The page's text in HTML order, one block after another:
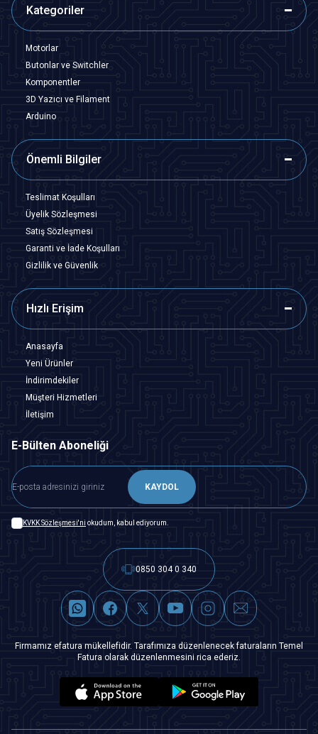
Kategoriler
Motorlar
Butonlar ve Switchler
Komponentler
3D Yazıcı ve Filament
Arduino
Önemli Bilgiler
Teslimat Koşulları
Üyelik Sözleşmesi
Satış Sözleşmesi
Garanti ve İade Koşulları
Gizlilik ve Güvenlik
Hızlı Erişim
Anasayfa
Yeni Ürünler
İndirimdekiler
Müşteri Hizmetleri
İletişim
E-Bülten Aboneliği
KAYDOL
KVKK Sözleşmesi'ni okudum, kabul ediyorum.
0850 304 0 340
Firmamız efatura mükellefidir. Tarafımıza düzenlenecek faturaların Temel
Fatura olarak düzenlenmesini rica ederiz.